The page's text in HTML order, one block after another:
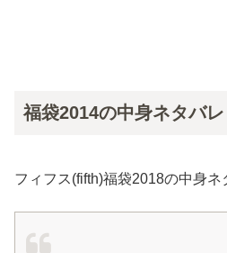
福袋2014の中身ネタバレ
フィフス(fifth)福袋2018の中身ネ